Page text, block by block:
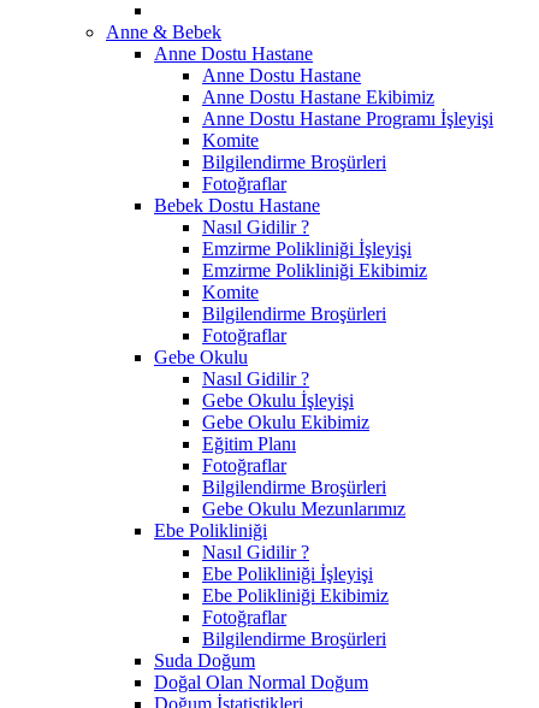
Anne & Bebek
Anne Dostu Hastane
Anne Dostu Hastane
Anne Dostu Hastane Ekibimiz
Anne Dostu Hastane Programı İşleyişi
Komite
Bilgilendirme Broşürleri
Fotoğraflar
Bebek Dostu Hastane
Nasıl Gidilir ?
Emzirme Polikliniği İşleyişi
Emzirme Polikliniği Ekibimiz
Komite
Bilgilendirme Broşürleri
Fotoğraflar
Gebe Okulu
Nasıl Gidilir ?
Gebe Okulu İşleyişi
Gebe Okulu Ekibimiz
Eğitim Planı
Fotoğraflar
Bilgilendirme Broşürleri
Gebe Okulu Mezunlarımız
Ebe Polikliniği
Nasıl Gidilir ?
Ebe Polikliniği İşleyişi
Ebe Polikliniği Ekibimiz
Fotoğraflar
Bilgilendirme Broşürleri
Suda Doğum
Doğal Olan Normal Doğum
Doğum İstatistikleri